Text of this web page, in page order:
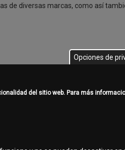
de diversas marcas, como así
juntos!
Opciones de
del sitio web. Para más